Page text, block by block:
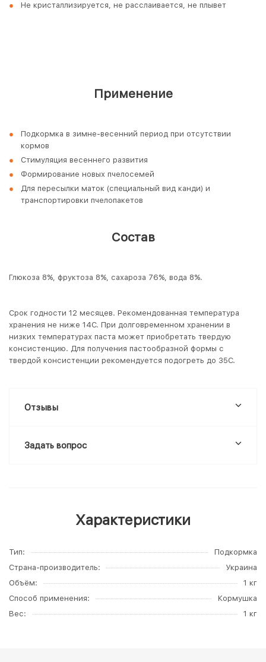
Не кристаллизируется, не расслаивается, не плывет
Применение
Подкормка в зимне-весенний период при отсутствии
кормов
Стимуляция весеннего развития
Формирование новых пчелосемей
Для пересылки маток (специальный вид канди) и
транспортировки пчелопакетов
Состав
Глюкоза 8%, фруктоза 8%, сахароза 76%, вода 8%.
Срок годности 12 месяцев. Рекомендованная температура
хранения не ниже 14С. При долговременном хранении в
низких температурах паста может приобретать твердую
консистенцию. Для получения пастообразной формы с
твердой консистенции рекомендуется подогреть до 35С.
Отзывы
Задать вопрос
Характеристики
Тип
Подкормка
Страна-производитель
Украина
Объём
1 кг
Способ применения
Кормушка
Вес
1 кг